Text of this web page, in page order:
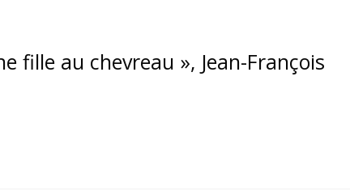
fille au chevreau », Jean-François